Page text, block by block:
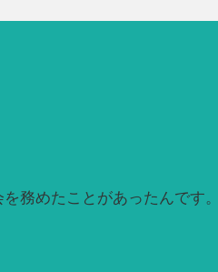
務めたことがあったんです。